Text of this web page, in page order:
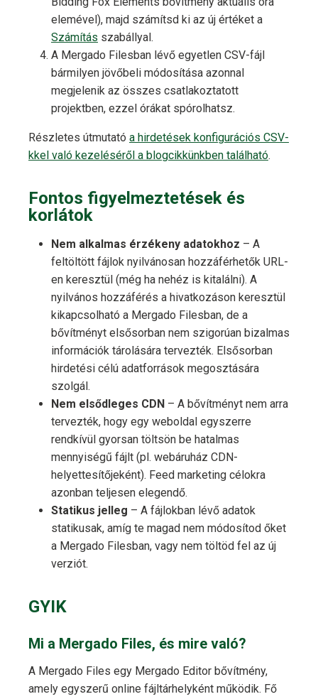
elemével), majd számítsd ki az új értéket a
Számítás szabállyal.
A Mergado Filesban lévő egyetlen CSV-fájl
bármilyen jövőbeli módosítása azonnal
megjelenik az összes csatlakoztatott
projektben, ezzel órákat spórolhatsz.
Részletes útmutató a hirdetések konfigurációs CSV-
kkel való kezeléséről a blogcikkünkben található.
Fontos figyelmeztetések és
korlátok
Nem alkalmas érzékeny adatokhoz – A
feltöltött fájlok nyilvánosan hozzáférhetők URL-
en keresztül (még ha nehéz is kitalálni). A
nyilvános hozzáférés a hivatkozáson keresztül
kikapcsolható a Mergado Filesban, de a
bővítményt elsősorban nem szigorúan bizalmas
információk tárolására tervezték. Elsősorban
hirdetési célú adatforrások megosztására
szolgál.
Nem elsődleges CDN – A bővítményt nem arra
tervezték, hogy egy weboldal egyszerre
rendkívül gyorsan töltsön be hatalmas
mennyiségű fájlt (pl. webáruház CDN-
helyettesítőjeként). Feed marketing célokra
azonban teljesen elegendő.
Statikus jelleg – A fájlokban lévő adatok
statikusak, amíg te magad nem módosítod őket
a Mergado Filesban, vagy nem töltöd fel az új
verziót.
GYIK
Mi a Mergado Files, és mire való?
A Mergado Files egy Mergado Editor bővítmény,
amely egyszerű online fájltárhelyként működik. Fő